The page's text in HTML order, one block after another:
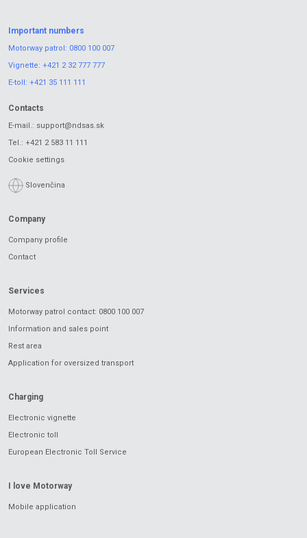
Important numbers
Motorway patrol: 0800 100 007
Vignette: +421 2 32 777 777
E-toll: +421 35 111 111
Contacts
E-mail.: support@ndsas.sk
Tel.: +421 2 583 11 111
Cookie settings
Slovenčina
Company
Company profile
Contact
Services
Motorway patrol contact: 0800 100 007
Information and sales point
Rest area
Application for oversized transport
Charging
Electronic vignette
Electronic toll
European Electronic Toll Service
I love Motorway
Mobile application